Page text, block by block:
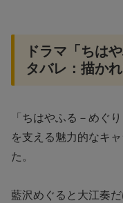
ドラマ「ちは
タバレ：描か
「ちはやふる－めぐ
を支える魅力的なキ
た。
藍沢めぐると大江奏